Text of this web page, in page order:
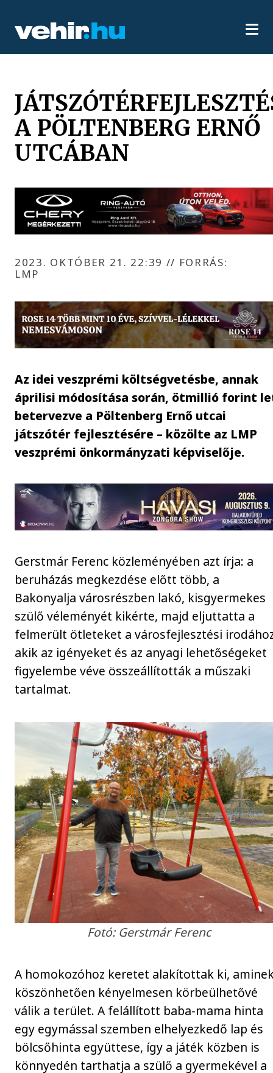
A PÖLTENBERG ERNŐ
UTCÁBAN
2023. OKTÓBER 21. 22:39 // FORRÁS:
LMP
Az idei veszprémi költségvetésbe, annak
áprilisi módosítása során, ötmillió forint
betervezve a Pöltenberg Ernő utcai
játszótér fejlesztésére – közölte az LMP
veszprémi önkormányzati képviselője.
Gerstmár Ferenc közleményében azt írja: a
beruházás megkezdése előtt több, a
Bakonyalja városrészben lakó, kisgyermekes
szülő véleményét kikérte, majd eljuttatta a
felmerült ötleteket a városfejlesztési
akik az igényeket és az anyagi lehetőségeket
figyelembe véve összeállították a műszaki
tartalmat.
Fotó: Gerstmár Ferenc
A homokozóhoz keretet alakítottak ki,
köszönhetően kényelmesen körbeülhetővé
válik a terület. A felállított baba-mama hinta
egy egymással szemben elhelyezkedő lap és
bölcsőhinta együttese, így a játék közben is
könnyedén tarthatja a szülő a gyermekével a